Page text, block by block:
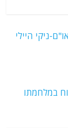
ניקי היילי
במלחמתו